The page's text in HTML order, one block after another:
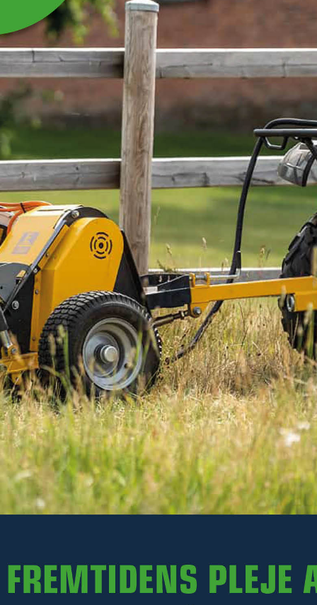
FJEDER STENUDLØSER
TIL SKIVEHØSTER
Fjeder stenudløser til skivehøster
RS165H/210H/250H
Læs mere
185 kr
Ekskl. moms
På lager
- +
LÆG I KURV